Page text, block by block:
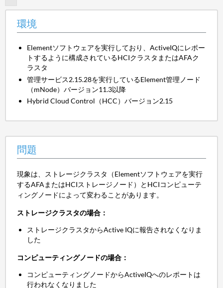
環境
Elementソフトウェアを実行しており、ActiveIQにレポー
トするように構成されているHCIクラスタまたはAFAク
ラスタ
管理サービス2.15.28を実行しているElement管理ノード
（mNode）バージョン11.3以降
Hybrid Cloud Control（HCC）バージョン2.15
問題
現象は、ストレージクラスタ（Elementソフトウェアを実行
するAFAまたはHCIストレージノード）とHCIコンピューテ
ィングノードによって変わることがあります。
ストレージクラスタの場合：
ストレージクラスタからActive IQに報告されなくなりま
した
コンピューティングノードの場合：
コンピューティングノードからActiveIQへのレポートは
行われなくなりました